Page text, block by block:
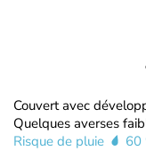
Couvert avec
Quelques averses
Risque de pluie
60